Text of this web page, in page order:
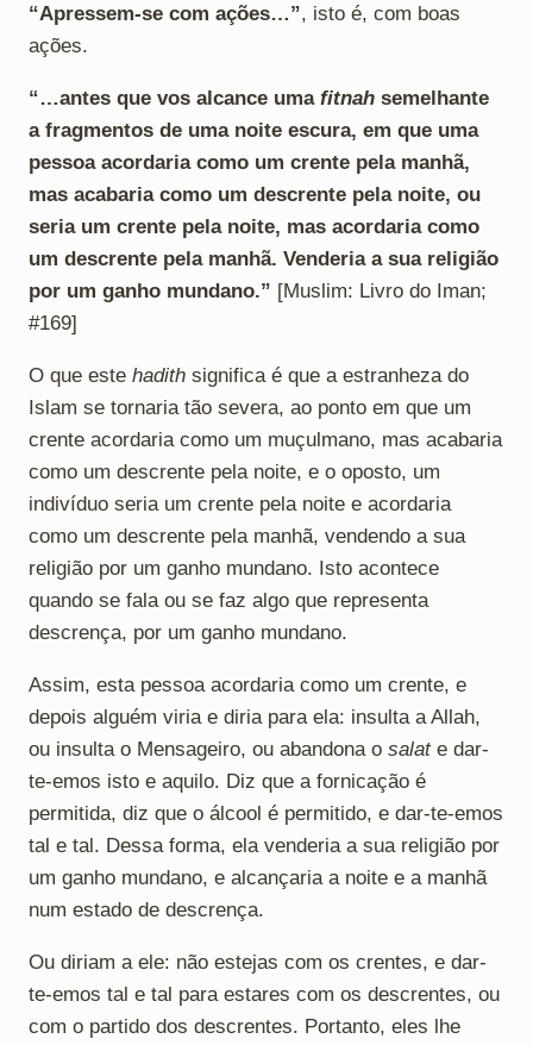
“Apressem-se com ações…”, isto é, com boas
ações.
“…antes que vos alcance uma fitnah semelhante
a fragmentos de uma noite escura, em que uma
pessoa acordaria como um crente pela manhã,
mas acabaria como um descrente pela noite, ou
seria um crente pela noite, mas acordaria como
um descrente pela manhã. Venderia a sua religião
por um ganho mundano.” [Muslim: Livro do Iman;
#169]
O que este hadith significa é que a estranheza do
Islam se tornaria tão severa, ao ponto em que um
crente acordaria como um muçulmano, mas acabaria
como um descrente pela noite, e o oposto, um
indivíduo seria um crente pela noite e acordaria
como um descrente pela manhã, vendendo a sua
religião por um ganho mundano. Isto acontece
quando se fala ou se faz algo que representa
descrença, por um ganho mundano.
Assim, esta pessoa acordaria como um crente, e
depois alguém viria e diria para ela: insulta a Allah,
ou insulta o Mensageiro, ou abandona o salate dar-
te-emos isto e aquilo. Diz que a fornicação é
permitida, diz que o álcool é permitido, e dar-te-emos
tal e tal. Dessa forma, ela venderia a sua religião por
um ganho mundano, e alcançaria a noite e a manhã
num estado de descrença.
Ou diriam a ele: não estejas com os crentes, e dar-
te-emos tal e tal para estares com os descrentes, ou
com o partido dos descrentes. Portanto, eles lhe